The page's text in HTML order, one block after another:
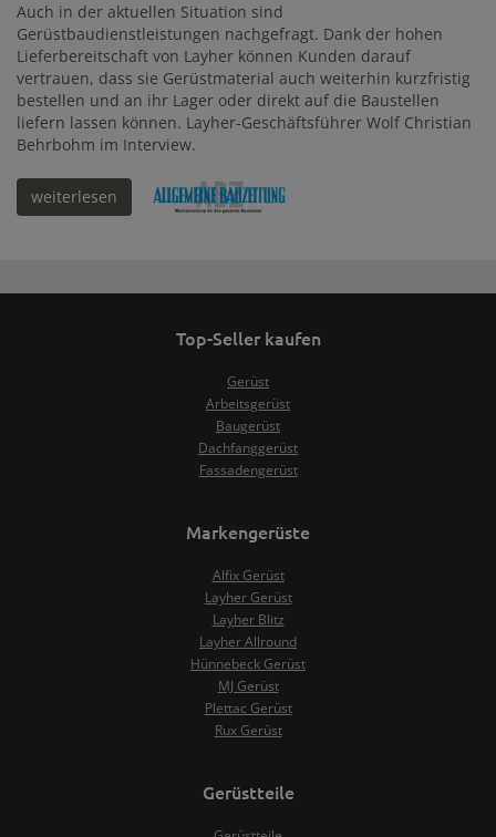
Auch in der aktuellen Situation sind
Gerüstbaudienstleistungen nachgefragt. Dank der hohen
Lieferbereitschaft von Layher können Kunden darauf
vertrauen, dass sie Gerüstmaterial auch weiterhin kurzfristig
bestellen und an ihr Lager oder direkt auf die Baustellen
liefern lassen können. Layher-Geschäftsführer Wolf Christian
Behrbohm im Interview.
weiterlesen
Top-Seller kaufen
Gerüst
Arbeitsgerüst
Baugerüst
Dachfanggerüst
Fassadengerüst
Markengerüste
Alfix Gerüst
Layher Gerüst
Layher Blitz
Layher Allround
Hünnebeck Gerüst
MJ Gerüst
Plettac Gerüst
Rux Gerüst
Gerüstteile